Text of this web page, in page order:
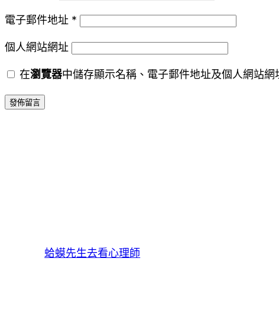
電子郵件地址 *
個人網站網址
在瀏覽器中儲存顯示名稱、電子郵件地址及個人網站網
蛤蟆先生去看心理師